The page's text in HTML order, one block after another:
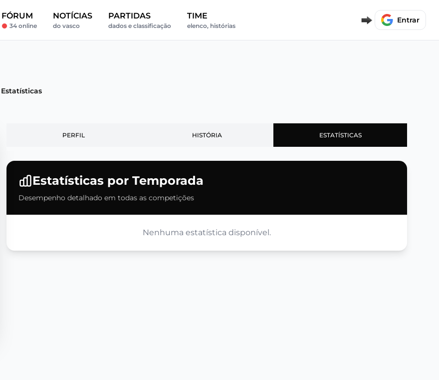
FÓRUM
34 online
NOTÍCIAS
do vasco
PARTIDAS
dados e classificação
TIME
elenco, histórias
Entrar
Estatísticas
PERFIL HISTÓRIA ESTATÍSTICAS
Estatísticas por Temporada
Desempenho detalhado em todas as competições
Nenhuma estatística disponível.